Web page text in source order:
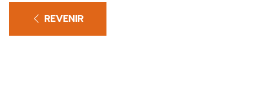
REVENIR